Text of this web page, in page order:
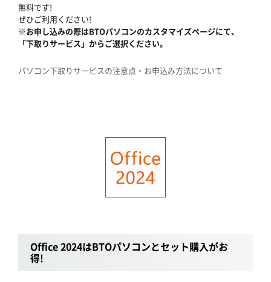
無料です!
ぜひご利用ください!
※お申し込みの際はBTOパソコンのカスタマイズページにて、
「下取りサービス」からご選択ください。
パソコン下取りサービスの注意点・お申込み方法について
Office 2024はBTOパソコンとセット購入がお
得!